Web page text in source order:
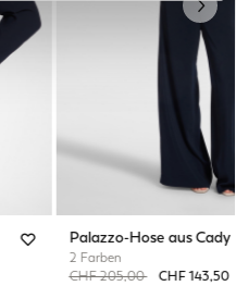
Palazzo-Hose aus Cady
2 Farben
Price reduced from
CHF 205,00toCHF 143,50
Next